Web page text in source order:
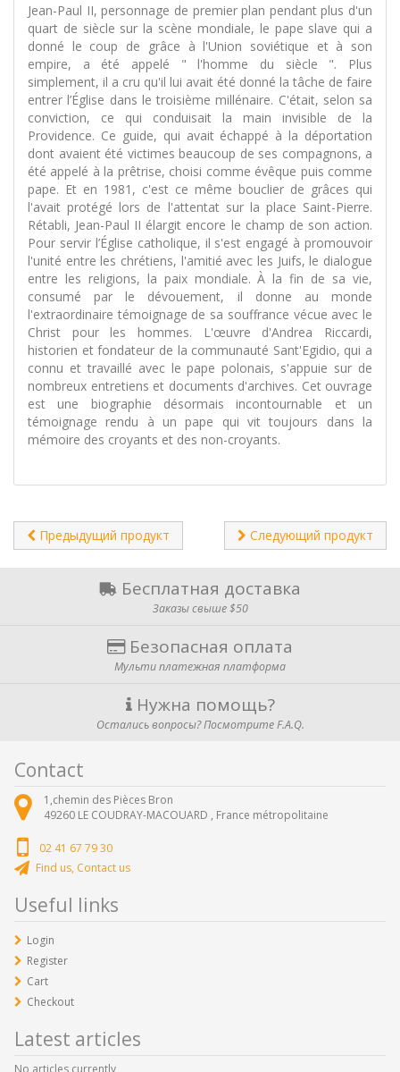
Jean-Paul II, personnage de premier plan pendant plus d'un
quart de siècle sur la scène mondiale, le pape slave qui a
donné le coup de grâce à l'Union soviétique et à son
empire, a été appelé " l'homme du siècle ". Plus
simplement, il a cru qu'il lui avait été donné la tâche de faire
entrer l’Église dans le troisième millénaire. C'était, selon sa
conviction, ce qui conduisait la main invisible de la
Providence. Ce guide, qui avait échappé à la déportation
dont avaient été victimes beaucoup de ses compagnons, a
été appelé à la prêtrise, choisi comme évêque puis comme
pape. Et en 1981, c'est ce même bouclier de grâces qui
l'avait protégé lors de l'attentat sur la place Saint-Pierre.
Rétabli, Jean-Paul II élargit encore le champ de son action.
Pour servir l’Église catholique, il s'est engagé à promouvoir
l'unité entre les chrétiens, l'amitié avec les Juifs, le dialogue
entre les religions, la paix mondiale. À la fin de sa vie,
consumé par le dévouement, il donne au monde
l'extraordinaire témoignage de sa souffrance vécue avec le
Christ pour les hommes. L'œuvre d'Andrea Riccardi,
historien et fondateur de la communauté Sant'Egidio, qui a
connu et travaillé avec le pape polonais, s'appuie sur de
nombreux entretiens et documents d'archives. Cet ouvrage
est une biographie désormais incontournable et un
témoignage rendu à un pape qui vit toujours dans la
mémoire des croyants et des non-croyants.
Предыдущий продукт Следующий продукт
Бесплатная доставка
Заказы свыше $50
Безопасная оплата
Мульти платежная платформа
Нужна помощь?
Остались вопросы? Посмотрите F.A.Q.
Contact
1,chemin des Pièces Bron
49260 LE COUDRAY-MACOUARD , France métropolitaine
02 41 67 79 30
Find us, Contact us
Useful links
Login
Register
Cart
Checkout
Latest articles
No articles currently